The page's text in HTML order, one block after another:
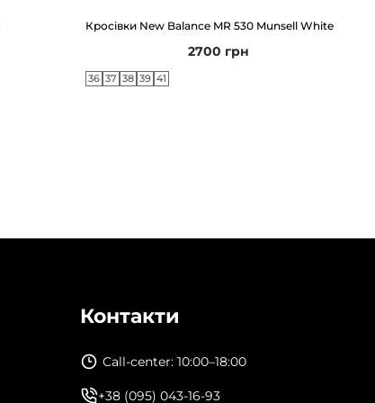
Кросівки New Balance MR 530 Munsell White
2700 грн
36 37 38 39 41
Контакти
Call-center: 10:00–18:00
+38 (095) 043-16-93